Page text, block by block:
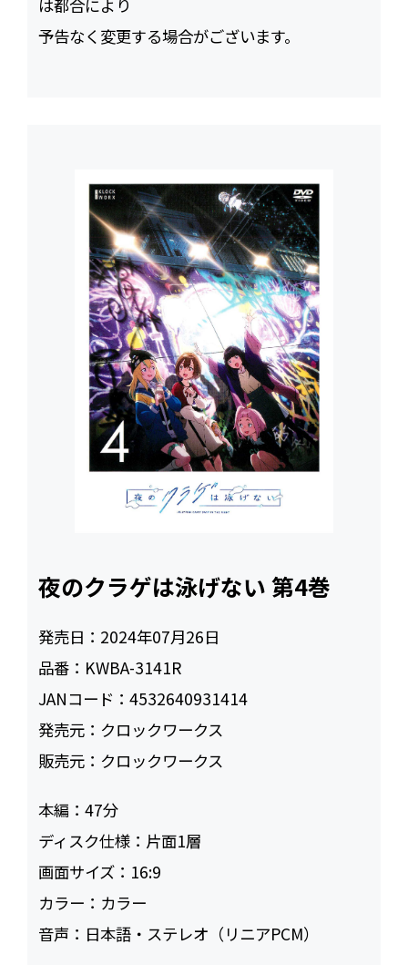
は都合により
予告なく変更する場合がございます。
夜のクラゲは泳げない 第4巻
発売日： 2024年07月26日
品番： KWBA-3141R
JANコード：4532640931414
発売元： クロックワークス
販売元： クロックワークス
本編：47
ディスク仕様： 片面1層
画面サイズ： 16:9
カラー： カラー
音声： 日本語・ステレオ（リニアPCM）